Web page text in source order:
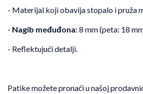
- Materijal koji obavija stopalo i pruža
- Nagib međuđona:8 mm (peta: 18
- Reflektujući detalji.
Patike možete pronaći u našoj